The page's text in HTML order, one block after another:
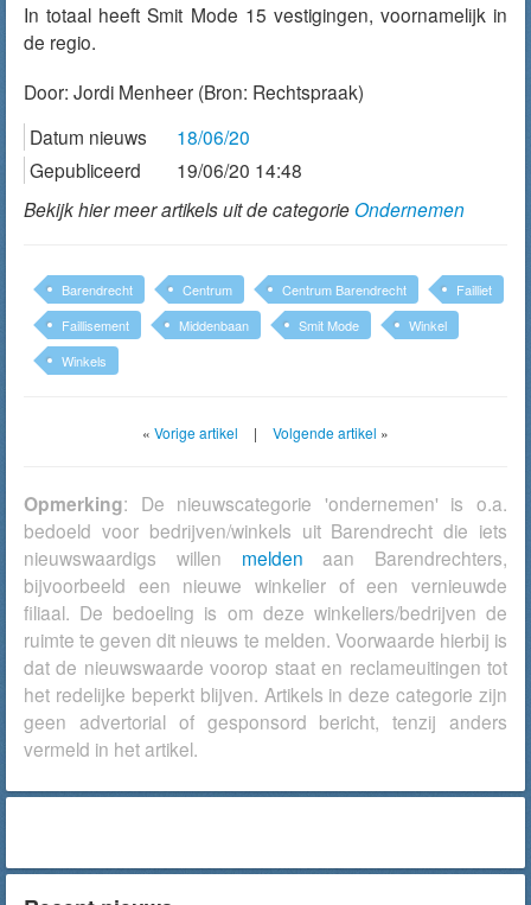
In totaal heeft Smit Mode 15 vestigingen, voornamelijk in
de regio.
Door: Jordi Menheer (Bron: Rechtspraak)
Datum nieuws
18/06/20
Gepubliceerd
19/06/20 14:48
Bekijk hier meer artikels uit de categorieOndernemen
Barendrecht Centrum Centrum Barendrecht
Failliet
Faillisement
Middenbaan Smit Mode
Winkel
Winkels
« Vorige artikel | Volgende artikel »
Opmerking: De nieuwscategorie 'ondernemen' is o.a.
bedoeld voor bedrijven/winkels uit Barendrecht die iets
nieuwswaardigs willen melden aan Barendrechters,
bijvoorbeeld een nieuwe winkelier of een vernieuwde
filiaal. De bedoeling is om deze winkeliers/bedrijven de
ruimte te geven dit nieuws te melden. Voorwaarde hierbij is
dat de nieuwswaarde voorop staat en reclameuitingen tot
het redelijke beperkt blijven. Artikels in deze categorie zijn
geen advertorial of gesponsord bericht, tenzij anders
vermeld in het artikel.